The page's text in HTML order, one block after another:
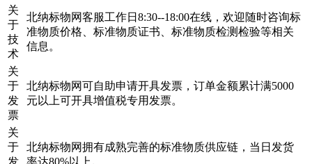
关
于
技
术
北纳标物网客服工作日8:30--18:00在线，欢迎随时咨询标
准物质价格、标准物质证书、标准物质检测检验等相关
信息。
关
于
发
票
北纳标物网可自助申请开具发票，订单金额累计满5000
元以上可开具增值税专用发票。
关
于
北纳标物网拥有成熟完善的标准物质供应链，当日发货